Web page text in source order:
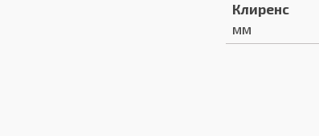
Клиренс
мм